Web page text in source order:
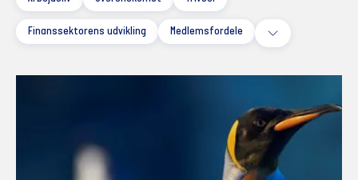
Finanssektorens udvikling Medlemsfordele